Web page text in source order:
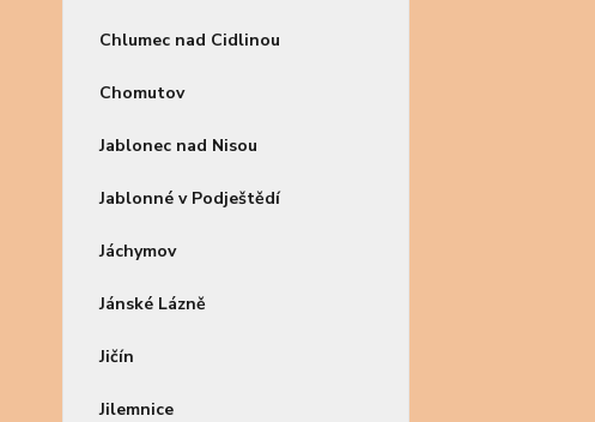
Chlumec nad Cidlinou
Chomutov
Jablonec nad Nisou
Jablonné v Podještědí
Jáchymov
Jánské Lázně
Jičín
Jilemnice